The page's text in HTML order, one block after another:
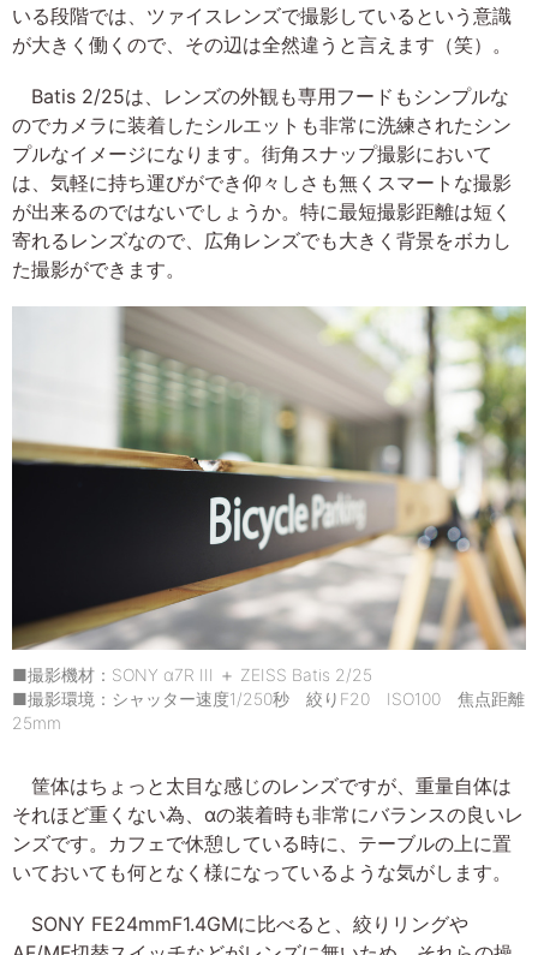
いる段階では、ツァイスレンズで撮影しているという意識
が大きく働くので、その辺は全然違うと言えます（笑）。
Batis 2/25は、レンズの外観も専用フードもシンプルな
のでカメラに装着したシルエットも非常に洗練されたシン
プルなイメージになります。街角スナップ撮影において
は、気軽に持ち運びができ仰々しさも無くスマートな撮影
が出来るのではないでしょうか。特に最短撮影距離は短く
寄れるレンズなので、広角レンズでも大きく背景をボカし
た撮影ができます。
■撮影機材：SONY α7R III ＋ ZEISS Batis 2/25
■撮影環境：シャッター速度1/250秒 絞りF20 ISO100 焦点距離
25mm
筐体はちょっと太目な感じのレンズですが、重量自体は
それほど重くない為、αの装着時も非常にバランスの良いレ
ンズです。カフェで休憩している時に、テーブルの上に置
いておいても何となく様になっているような気がします。
SONY FE24mmF1.4GMに比べると、絞りリングや